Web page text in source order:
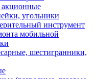
акционные
угольники
инструмент
мобильной
шестигранники,